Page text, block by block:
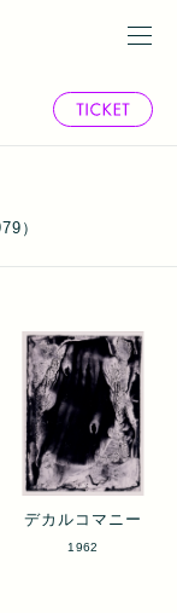
）
デカルコマニー
1962